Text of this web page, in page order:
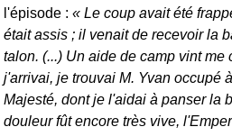
l'épisode :
Le coup avait été
était assis ; il venait de recevoir la
talon. (...) Un aide de camp vint me
j'arrivai, je trouvai M. Yvan occupé
Majesté, dont je l'aidai à panser la
douleur fût encore très vive,